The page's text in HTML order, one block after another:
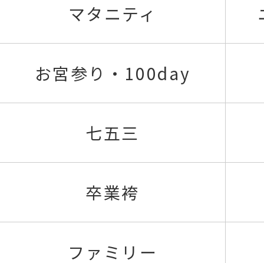
マタニティ
お宮参り・100day
七五三
卒業袴
ファミリー